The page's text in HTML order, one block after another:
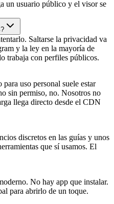
un usuario público y el visor se
Saltarse la privacidad va
y la ley en la mayoría de
trabaja con perfiles públicos.
uso personal suele estar
sin permiso, no. Nosotros no
llega directo desde el CDN
discretos en las guías y unos
que sí usamos. El
No hay app que instalar.
para abrirlo de un toque.